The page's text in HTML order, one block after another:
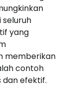
yang
memberikan
contoh
dan efektif.